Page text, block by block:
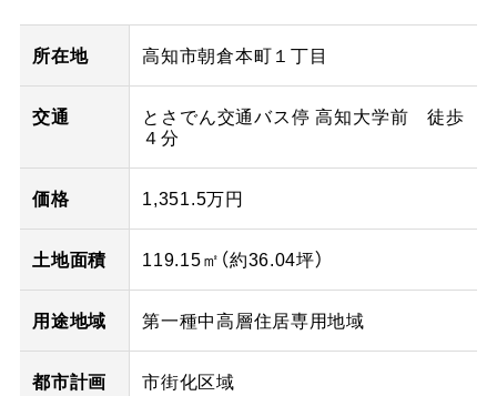
所在地 高知市朝倉本町１丁目
交通
とさでん交通バス停 高知大学前 徒歩
４分
価格 1,351.5万円
土地面積 119.15㎡（約36.04坪）
用途地域 第一種中高層住居専用地域
都市計画 市街化区域